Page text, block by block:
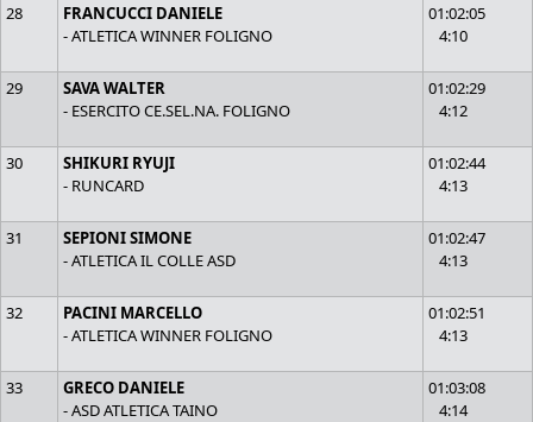
28
FRANCUCCI DANIELE
- ATLETICA WINNER FOLIGNO
01:02:05
4:10
29
SAVA WALTER
- ESERCITO CE.SEL.NA. FOLIGNO
01:02:29
4:12
30
SHIKURI RYUJI
- RUNCARD
01:02:44
4:13
31
SEPIONI SIMONE
- ATLETICA IL COLLE ASD
01:02:47
4:13
32
PACINI MARCELLO
- ATLETICA WINNER FOLIGNO
01:02:51
4:13
33
GRECO DANIELE
- ASD ATLETICA TAINO
01:03:08
4:14